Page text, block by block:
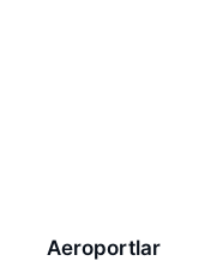
Aeroportlar